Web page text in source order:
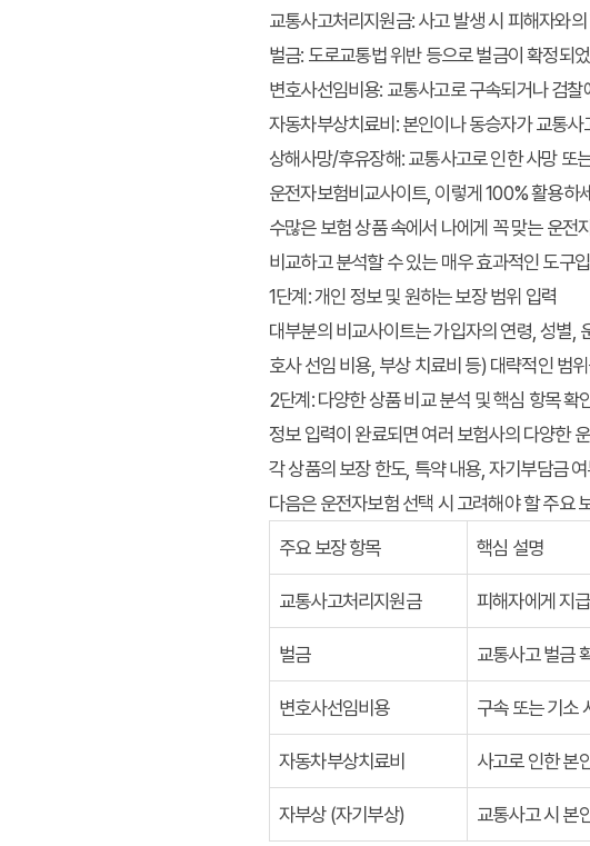
교통사고처리지원금: 사고 발생 시 피해자와
벌금: 도로교통법 위반 등으로 벌금이 확정되
변호사선임비용: 교통사고로 구속되거나 검
자동차부상치료비: 본인이나 동승자가 교통
상해사망/후유장해: 교통사고로 인한 사망 또
운전자보험비교사이트, 이렇게 100% 활용하
수많은 보험 상품 속에서 나에게 꼭 맞는 운전
비교하고 분석할 수 있는 매우 효과적인 도구
1단계: 개인 정보 및 원하는 보장 범위 입력
대부분의 비교사이트는 가입자의 연령, 성별,
호사 선임 비용, 부상 치료비 등) 대략적인 범
2단계: 다양한 상품 비교 분석 및 핵심 항목 확
정보 입력이 완료되면 여러 보험사의 다양한
각 상품의 보장 한도, 특약 내용, 자기부담금
다음은 운전자보험 선택 시 고려해야 할 주요
주요 보장 항목
핵심 설명
교통사고처리지원금 피해자에게 지
벌금 교통사고 벌금
변호사선임비용 구속 또는 기소
자동차부상치료비 사고로 인한 본
자부상 (자기부상) 교통사고 시 본